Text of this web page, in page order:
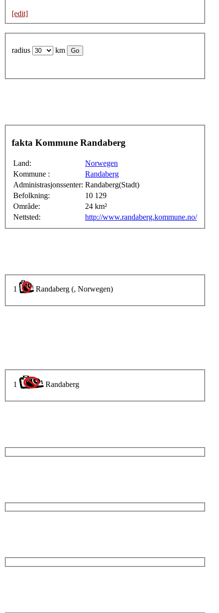
[edit]
radius km
fakta Kommune Randaberg
Land:
Norwegen
Kommune :
Randaberg
Administrasjonssenter: Randaberg(Stadt)
Befolkning:
10 129
Område:
24 km²
Nettsted:
http://www.randaberg.kommune.no/
1 Randaberg (, Norwegen)
1 Randaberg